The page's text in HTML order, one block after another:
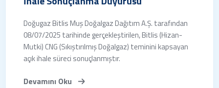
Doğugaz Bitlis Muş Doğalgaz Dağıtım A.Ş. tarafından
08/07/2025 tarihinde gerçekleştirilen, Bitlis (Hizan-
Mutki) CNG (Sıkıştırılmış Doğalgaz) teminini kapsayan
açık ihale süreci sonuçlanmıştır.
Devamını Oku